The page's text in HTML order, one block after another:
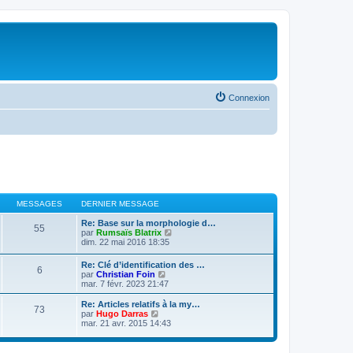
Connexion
MESSAGES DERNIER MESSAGE
55
Re: Base sur la morphologie d…
par Rumsaïs Blatrix
l
e
r
e
r
dim. 22 mai 2016 18:35
6
Re: Clé d’identification des …
par Christian Foin
o
i
r
e
e
mar. 7 févr. 2023 21:47
73
Re: Articles relatifs à la my…
par Hugo Darras
o
r
mar. 21 avr. 2015 14:43